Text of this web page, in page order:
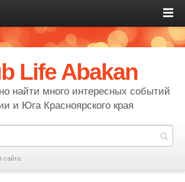
Life Abakan
найти много интересных событий
и Юга Красноярского края
сайта